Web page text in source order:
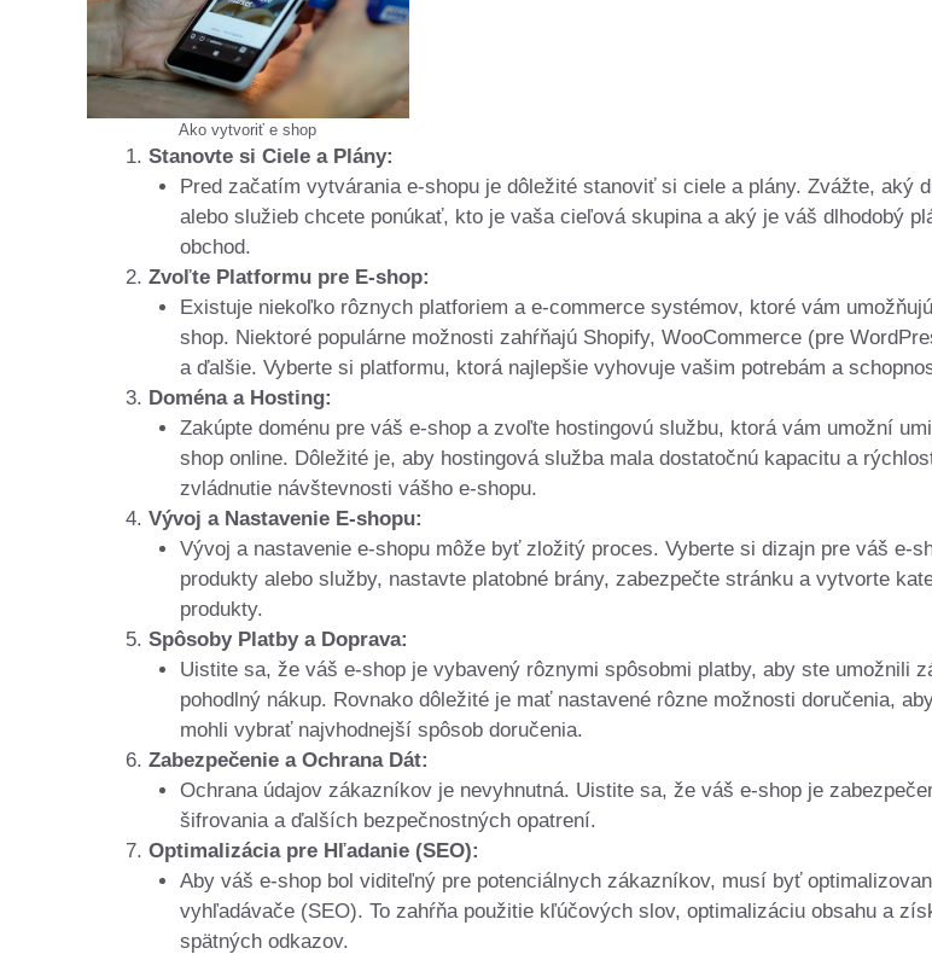
Ako vytvoriť e shop
Stanovte si Ciele a Plány:
Pred začatím vytvárania e-shopu je dôležité stanoviť si ciele a plány. Zvážte, aký
alebo služieb chcete ponúkať, kto je vaša cieľová skupina a aký je váš dlhodobý
obchod.
Zvoľte Platformu pre E-shop:
Existuje niekoľko rôznych platforiem a e-commerce systémov, ktoré vám
shop. Niektoré populárne možnosti zahŕňajú Shopify, WooCommerce (pre
a ďalšie. Vyberte si platformu, ktorá najlepšie vyhovuje vašim potrebám a
Doména a Hosting:
Zakúpte doménu pre váš e-shop a zvoľte hostingovú službu, ktorá vám umožní
shop online. Dôležité je, aby hostingová služba mala dostatočnú kapacitu a
zvládnutie návštevnosti vášho e-shopu.
Vývoj a Nastavenie E-shopu:
Vývoj a nastavenie e-shopu môže byť zložitý proces. Vyberte si dizajn pre váš e-
produkty alebo služby, nastavte platobné brány, zabezpečte stránku a vytvorte
produkty.
Spôsoby Platby a Doprava:
Uistite sa, že váš e-shop je vybavený rôznymi spôsobmi platby, aby ste umožnili
pohodlný nákup. Rovnako dôležité je mať nastavené rôzne možnosti doručenia,
mohli vybrať najvhodnejší spôsob doručenia.
Zabezpečenie a Ochrana Dát:
Ochrana údajov zákazníkov je nevyhnutná. Uistite sa, že váš e-shop je
šifrovania a ďalších bezpečnostných opatrení.
Optimalizácia pre Hľadanie (SEO):
Aby váš e-shop bol viditeľný pre potenciálnych zákazníkov, musí byť
vyhľadávače (SEO). To zahŕňa použitie kľúčových slov, optimalizáciu obsahu a
spätných odkazov.